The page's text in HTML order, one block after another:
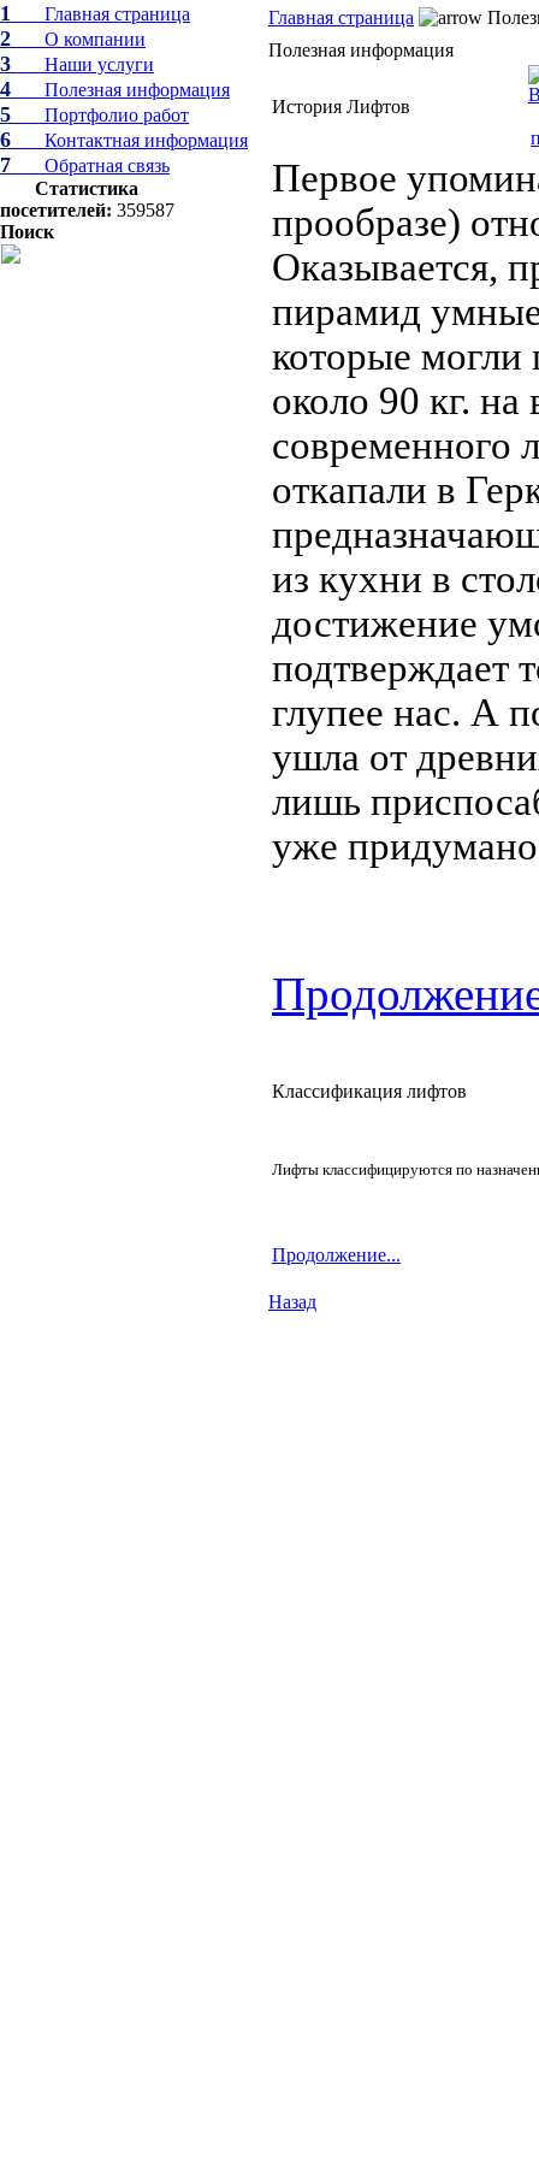
1 Главная страница
2 О компании
3 Наши услуги
4 Полезная информация
5 Портфолио работ
6 Контактная информация
7
Обратная связь
Статистика
посетителей: 359587
Поиск
Главная страница
Полезная информация
История Лифтов
Первое
прообразе)
Оказывается,
пирамид умные
которые могли
около 90 кг.
современного
откапали в
из кухни в
достижение
подтверждает
глупее нас. А
ушла от
лишь
уже
Классификация лифтов
Лифты классифицируются по
Продолжение...
Назад